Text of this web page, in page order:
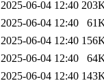
2025-06-04 12:40
2025-06-04 12:40
2025-06-04 12:40
2025-06-04 12:40
2025-06-04 12:40